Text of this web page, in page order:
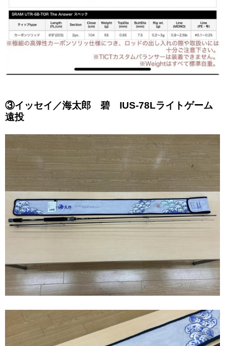
③イッセイ／海太郎 碧 IUS-78Lライトゲーム
遠投